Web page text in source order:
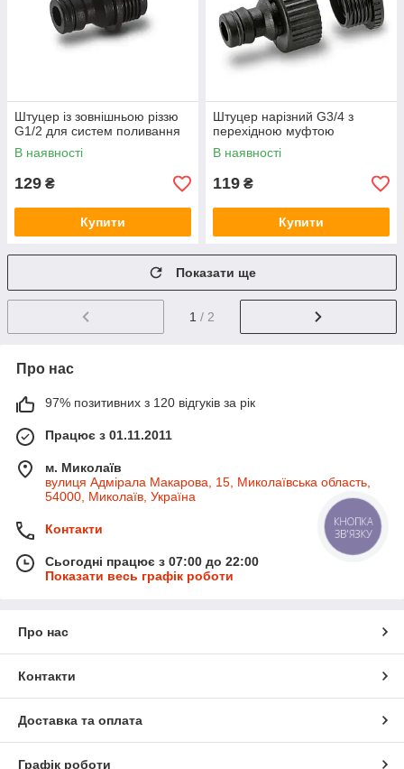
Штуцер із зовнішньою різзю
G1/2 для систем поливання
В наявності
129 ₴
Купити
Штуцер нарізний G3/4 з
перехідною муфтою
В наявності
119 ₴
Купити
Показати ще
1 / 2
Про нас
97% позитивних з 120 відгуків за рік
Працює з 01.11.2011
м. Миколаїв
вулиця Адмірала Макарова, 15, Миколаївська область,
54000, Миколаїв, Україна
Контакти
Сьогодні працює з 07:00 до 22:00
Показати весь графік роботи
Про нас
Контакти
Доставка та оплата
Графік роботи
КНОПКА
ЗВ'ЯЗКУ